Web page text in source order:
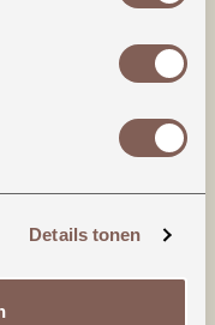
Details tonen
BEKIJKEN
baby